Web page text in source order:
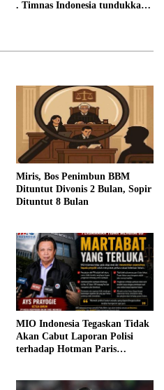
. Timnas Indonesia tundukkan
Miris, Bos Penimbun BBM
Dituntut Divonis 2 Bulan, Sopir
Dituntut 8 Bulan
MIO Indonesia Tegaskan Tidak
Akan Cabut Laporan Polisi
terhadap Hotman Paris